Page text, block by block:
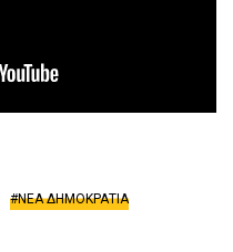
ΝΕΑ ΔΗΜΟΚΡΑΤΙΑ